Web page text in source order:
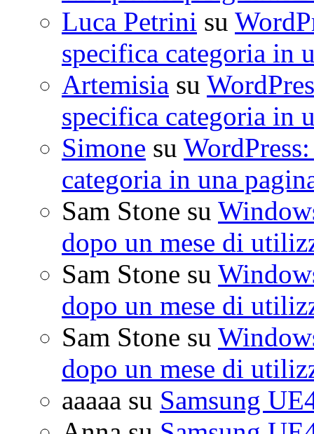
Luca Petrini su
specifica categoria in
Artemisia su
specifica categoria in
Simone su
categoria in una
Sam Stone su
dopo un mese di
Sam Stone su
dopo un mese di
Sam Stone su
dopo un mese di
aaaaa su Samsung